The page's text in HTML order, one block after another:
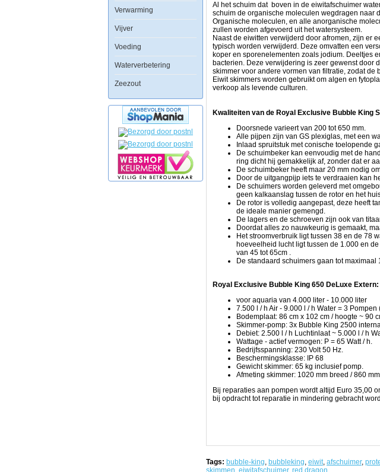
Verwarming
Vijver
Voeding
Waterverbetering
Zeezout
verwijderen
voordat
ze
breken
stikstofhoudend
afval.
Eiwit
skimming
vorm
aquarium
organische
verbindingen
verwijdert
voordat
beginnen
ontbinden,
verlaging
belasting
biologische
verbeteren
redoxpotentiaal
gevolg.
Hoewel
het
bekend
het
verwijderen
Al het schuim dat boven in de eiwitafschuimer
schuim de organische moleculen wegdragen naar
Organische moleculen, en alle anorganische
zullen worden afgevoerd uit het watersysteem.
Naast de eiwitten verwijderd door afromen, zijn er
typisch worden verwijderd. Deze omvatten een
koper en sporenelementen zoals jodium. Deeltjes
bacterien. Deze verwijdering is zeer gewenst door
skimmer voor andere vormen van filtratie, zodat
Eiwit skimmers worden gebruikt om algen en
verkoop als levende culturen.
Kwaliteiten van de Royal Exclusive Bubble King
Doorsnede varieert van 200 tot 650 mm.
Alle pijpen zijn van GS plexiglas, met een
Inlaad spruitstuk met conische toelopende
De schuimbeker kan eenvoudig met de
ring dicht hij gemakkelijk af, zonder dat er
De schuimbeker heeft maar 20 mm nodig
Door de uitgangpijp iets te verdraaien kan
De schuimers worden geleverd met
geen kalkaanslag tussen de rotor en het
De rotor is volledig aangepast, deze heeft
de ideale manier gemengd.
De lagers en de schroeven zijn ook van
Doordat alles zo nauwkeurig is gemaakt,
Het stroomverbruik ligt tussen 38 en de 78
hoeveelheid lucht ligt tussen de 1.000 en
van 45 tot 65cm .
De standaard schuimers gaan tot maximaal
Royal Exclusive Bubble King 650 DeLuxe Extern:
voor aquaria van 4.000 liter - 10.000 liter
7.500 l / h Air - 9.000 l / h Water = 3
Bodemplaat: 86 cm x 102 cm / hoogte ~ 90
Skimmer-pomp: 3x Bubble King 2500
Debiet: 2.500 l / h Luchtinlaat ~ 5.000 l / h
Wattage - actief vermogen: P = 65 Watt / h.
Bedrijfsspanning: 230 Volt 50 Hz.
Beschermingsklasse: IP 68
Gewicht skimmer: 65 kg inclusief pomp.
Afmeting skimmer: 1020 mm breed / 860
Bij reparaties aan pompen wordt altijd Euro 35,00
bij opdracht tot reparatie in mindering gebracht
Tags: bubble-king, bubbleking, eiwit, afschuimer,
skimmen eiwitafschuimer, red dragon